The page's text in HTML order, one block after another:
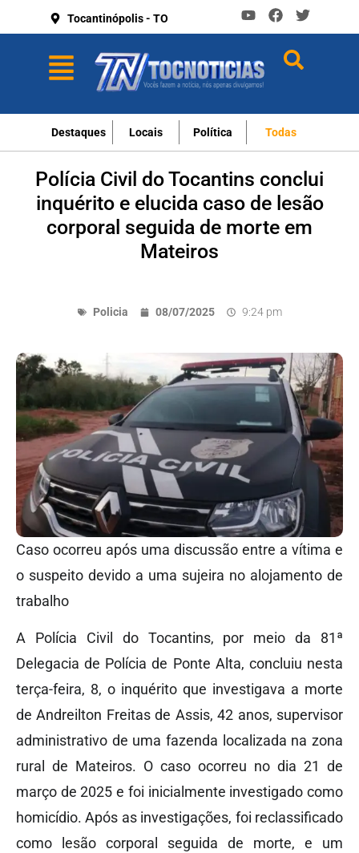
Tocantinópolis - TO
Destaques Locais Política Todas
Polícia Civil do Tocantins conclui
inquérito e elucida caso de lesão
corporal seguida de morte em
Mateiros
Policia 08/07/2025 9:24 pm
Caso ocorreu após uma discussão entre a vítima e
o suspeito devido a uma sujeira no alojamento de
trabalho
A Polícia Civil do Tocantins, por meio da 81ª
Delegacia de Polícia de Ponte Alta, concluiu nesta
terça-feira, 8, o inquérito que investigava a morte
de Andreilton Freitas de Assis, 42 anos, supervisor
administrativo de uma fazenda localizada na zona
rural de Mateiros. O caso ocorreu no dia 21 de
março de 2025 e foi inicialmente investigado como
homicídio. Após as investigações, foi reclassificado
como lesão corporal seguida de morte, e um